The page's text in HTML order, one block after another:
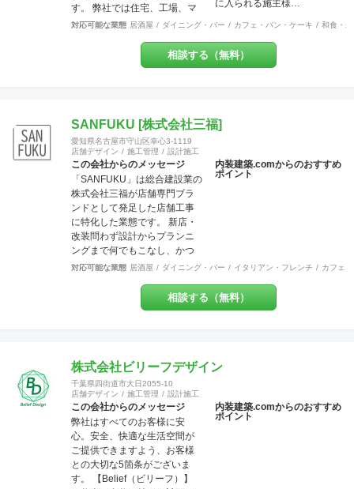
ト面でも最大限のご協力を
日々心がけております。ご気
いお料理・最高のサービス・
素敵な品揃えに自信あり！そ
を、私たちにお手伝いさせて
ください。
す。 弊社では住宅、工場、マ
ンション、店舗に渡り様々な
提案力があります。 これまで
には200万〜700万程の開きで
（tenperhide31@icloud.com）
からも承ります。 その他：道
具商 愛知県公安委員会許
可 第542642304700号
に入られる施主様…
対応可能な業態 居酒屋 ダイニング・バー カフェ・パン・ケーキ 和食・
相談する（無料）
SANFUKU [株式会社三福]
愛知県名古屋市守山区幸心3-1119
店舗デザイン
施工管理 設計施工
この会社からのメッセージ
「SANFUKU」は総合建設業の
株式会社三福が店舗専門ブラ
ンドとして発足した店舗工事
に特化した業態です。 新店・
改装問わず設計からプランニ
ングまで何でもこなし、かつ
リーズナブルに、お客様のご
ます。 また内装・外装・外構
などすべての分野でその道の
り前！腕の良さは年数が経て
ば経つほど実感できます。 そ
して、SANFUKUの職人は施工
力だけでなくコミニケーショ
ン力に優れています。 お客様
が安心してオープンできるよ
うきめ細やかな対応を心がけ
ています。
内装建築.comからのおすすめ
ポイント
対応可能な業態 居酒屋 ダイニング・バー イタリアン・フレンチ カフェ
相談する（無料）
株式会社ビリーフデザイン
千葉県四街道市大日2055-10
店舗デザイン
施工管理 設計施工
この会社からのメッセージ
弊社はすべてのお客様に安
心。安全、快適な生活空間が
ご提供できますよう、お客様
との大切な5箇条がございま
す。 【Belief（ビリーフ）】
内装建築.comからのおすすめ
ポイント